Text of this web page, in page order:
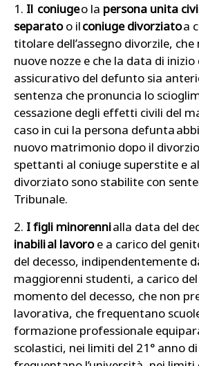
1. Il coniugeo la persona unita
separatoo ilconiuge divorziatoa
titolare dell’assegno divorzile,
nuove nozze e che la data di
assicurativo del defunto sia
sentenza che pronuncia lo
cessazione degli effetti civili del
caso in cui la persona defunta
nuovo matrimonio dopo il
spettanti al coniuge superstite e
divorziato sono stabilite con
Tribunale.
2. I figli minorennialla data del
inabili al lavoroe a carico del
del decesso, indipendentemente
maggiorenni studenti, a carico
momento del decesso, che non
lavorativa, che frequentano
formazione professionale
scolastici, nei limiti del 21° anno